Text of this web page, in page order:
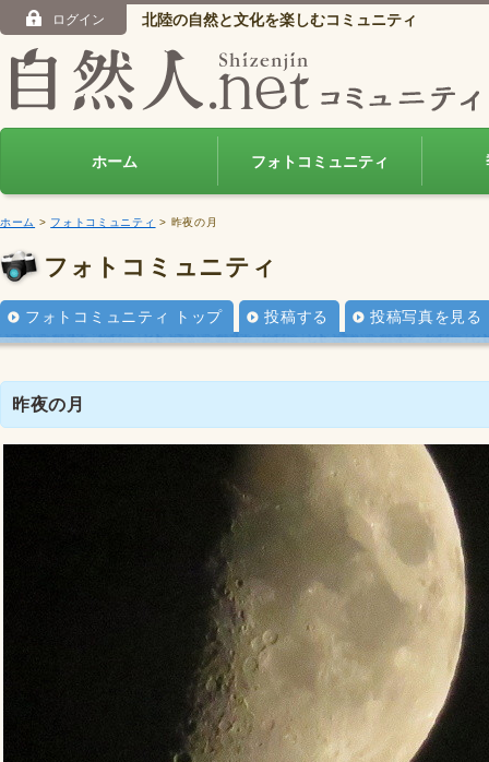
ログイン 北陸の自然と文化を楽しむコミュニティ
ホーム フォトコミュニティ
ホーム > フォトコミュニティ > 昨夜の月
フォトコミュニティ
フォトコミュニティ トップ 投稿する 投稿写真を見る
昨夜の月